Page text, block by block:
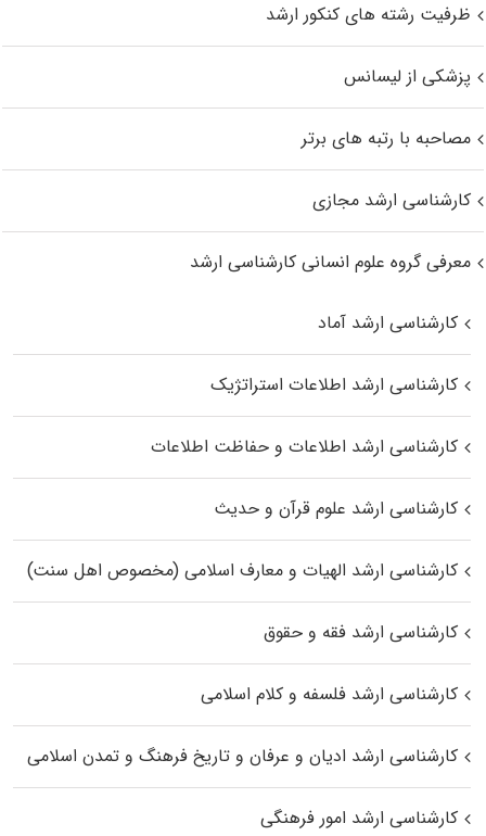
ظرفیت رشته های کنکور ارشد
پزشکی از لیسانس
مصاحبه با رتبه های برتر
کارشناسی ارشد مجازی
معرفی گروه علوم انسانی کارشناسی ارشد
کارشناسی ارشد آماد
کارشناسی ارشد اطلاعات استراتژیک
کارشناسی ارشد اطلاعات و حفاظت اطلاعات
کارشناسی ارشد علوم قرآن و حدیث
کارشناسی ارشد الهیات و معارف اسلامی (مخصوص اهل سنت)
کارشناسی ارشد فقه و حقوق
کارشناسی ارشد فلسفه و کلام اسلامی
کارشناسی ارشد ادیان و عرفان و تاریخ فرهنگ و تمدن اسلامی
کارشناسی ارشد امور فرهنگی